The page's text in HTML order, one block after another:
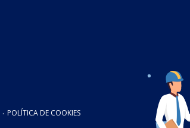
· POLÍTICA DE COOKIES